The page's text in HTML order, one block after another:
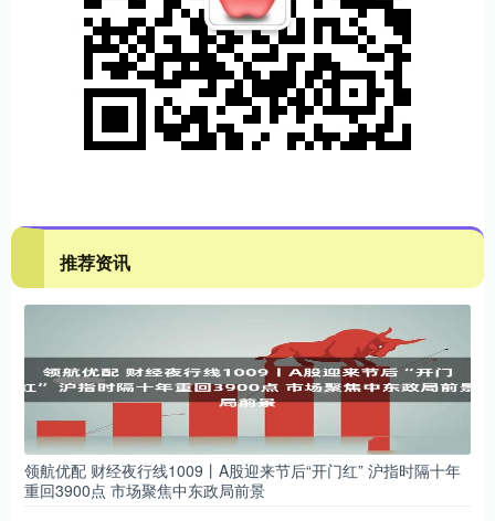
推荐资讯
领航优配 财经夜行线1009丨A股迎来节后“开门红” 沪指时隔十年
重回3900点 市场聚焦中东政局前景